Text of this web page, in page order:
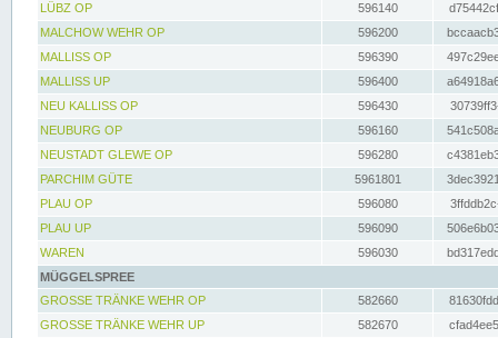
LÜBZ OP
596140
MALCHOW WEHR OP
596200
MALLISS OP
596390
MALLISS UP
596400
NEU KALLISS OP
596430
NEUBURG OP
596160
NEUSTADT GLEWE OP
596280
PARCHIM GÜTE
5961801
PLAU OP
596080
PLAU UP
596090
WAREN
596030
MÜGGELSPREE
GROSSE TRÄNKE WEHR OP
582660
GROSSE TRÄNKE WEHR UP
582670